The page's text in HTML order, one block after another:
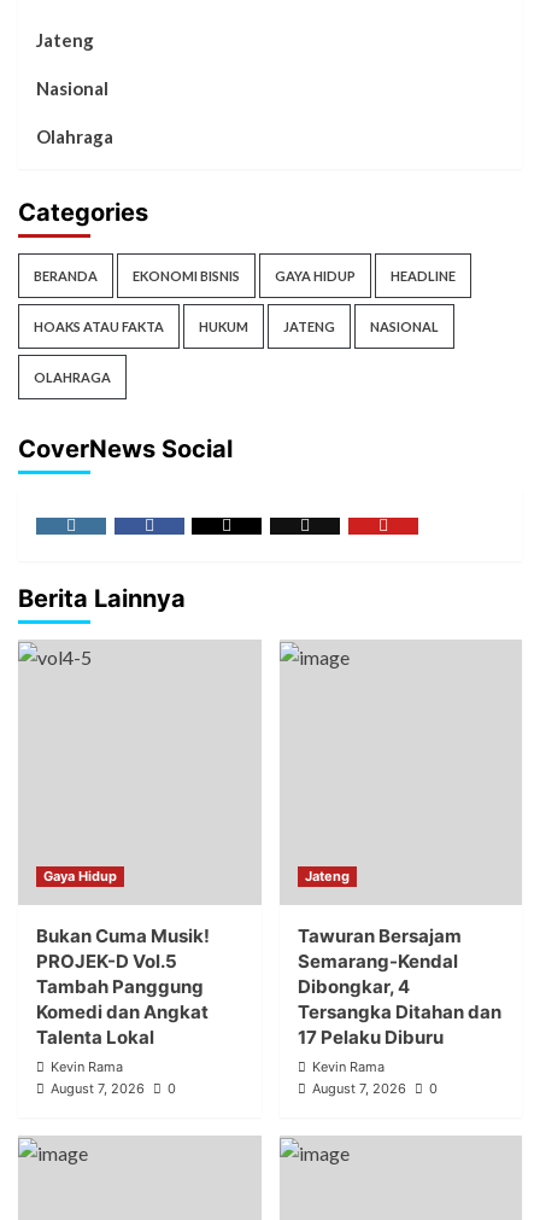
Jateng
Nasional
Olahraga
Categories
BERANDA EKONOMI BISNIS GAYA HIDUP HEADLINE
HOAKS ATAU FAKTA HUKUM JATENG NASIONAL
OLAHRAGA
CoverNews Social
Berita Lainnya
Gaya Hidup
Bukan Cuma Musik!
PROJEK-D Vol.5
Tambah Panggung
Komedi dan Angkat
Talenta Lokal
Kevin Rama
August 7, 2026
0
Jateng
Tawuran Bersajam
Semarang-Kendal
Dibongkar, 4
Tersangka Ditahan dan
17 Pelaku Diburu
Kevin Rama
August 7, 2026
0